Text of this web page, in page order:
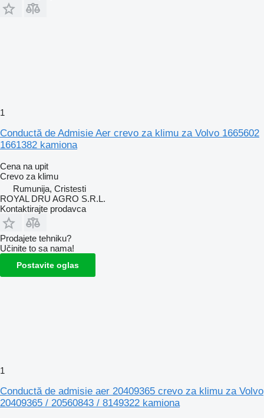
1
Conductă de Admisie Aer crevo za klimu za Volvo 1665602
1661382 kamiona
Cena na upit
Crevo za klimu
Rumunija, Cristesti
ROYAL DRU AGRO S.R.L.
Kontaktirajte prodavca
Prodajete tehniku?
Učinite to sa nama!
Postavite oglas
1
Conductă de admisie aer 20409365 crevo za klimu za Volvo
20409365 / 20560843 / 8149322 kamiona